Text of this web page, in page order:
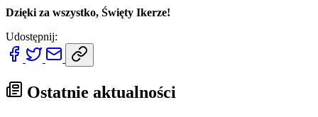
Dzięki za wszystko, Święty Ikerze!
Udostępnij:
Ostatnie aktualności